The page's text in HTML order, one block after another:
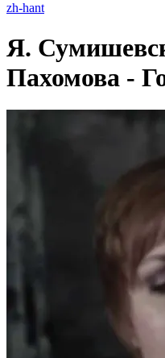
zh-hant
Я.
Пахомова -